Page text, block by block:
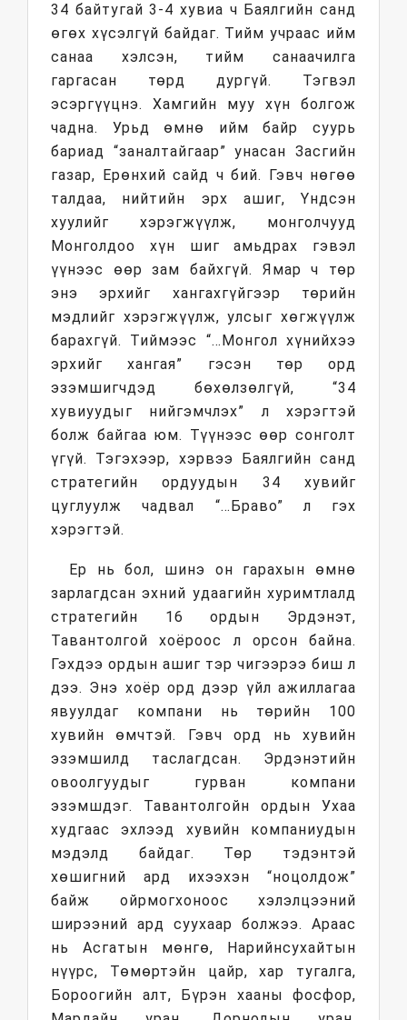
34 байтугай 3-4 хувиа ч Баялгийн санд
өгөх хүсэлгүй байдаг. Тийм учраас ийм
санаа хэлсэн, тийм санаачилга
гаргасан төрд дургүй. Тэгвэл
эсэргүүцнэ. Хамгийн муу хүн болгож
чадна. Урьд өмнө ийм байр суурь
бариад “заналтайгаар” унасан Засгийн
газар, Ерөнхий сайд ч бий. Гэвч нөгөө
талдаа, нийтийн эрх ашиг, Үндсэн
хуулийг хэрэгжүүлж, монголчууд
Монголдоо хүн шиг амьдрах гэвэл
үүнээс өөр зам байхгүй. Ямар ч төр
энэ эрхийг хангахгүйгээр төрийн
мэдлийг хэрэгжүүлж, улсыг хөгжүүлж
барахгүй. Тиймээс “…Монгол хүнийхээ
эрхийг хангая” гэсэн төр орд
эзэмшигчдэд бөхөлзөлгүй, “34
хувиуудыг нийгэмчлэх” л хэрэгтэй
болж байгаа юм. Түүнээс өөр сонголт
үгүй. Тэгэхээр, хэрвээ Баялгийн санд
стратегийн ордуудын 34 хувийг
цуглуулж чадвал “…Браво” л гэх
хэрэгтэй.
Ер нь бол, шинэ он гарахын өмнө
зарлагдсан эхний удаагийн хуримтлалд
стратегийн 16 ордын Эрдэнэт,
Тавантолгой хоёроос л орсон байна.
Гэхдээ ордын ашиг тэр чигээрээ биш л
дээ. Энэ хоёр орд дээр үйл ажиллагаа
явуулдаг компани нь төрийн 100
хувийн өмчтэй. Гэвч орд нь хувийн
эзэмшилд таслагдсан. Эрдэнэтийн
овоолгуудыг гурван компани
эзэмшдэг. Тавантолгойн ордын Ухаа
худгаас эхлээд хувийн компаниудын
мэдэлд байдаг. Төр тэдэнтэй
хөшигний ард ихээхэн “ноцолдож”
байж ойрмогхоноос хэлэлцээний
ширээний ард суухаар болжээ. Араас
нь Асгатын мөнгө, Нарийнсухайтын
нүүрс, Төмөртэйн цайр, хар тугалга,
Бороогийн алт, Бүрэн хааны фосфор,